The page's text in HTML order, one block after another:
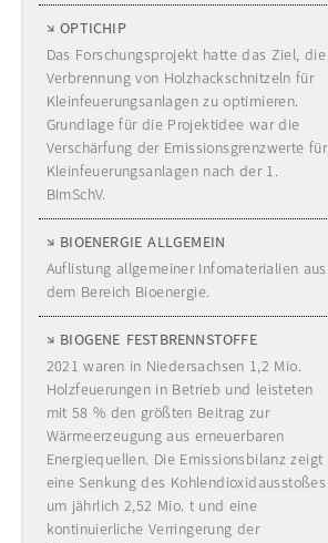
OPTICHIP
Das Forschungsprojekt hatte das Ziel, die
Verbrennung von Holzhackschnitzeln für
Kleinfeuerungsanlagen zu optimieren.
Grundlage für die Projektidee war die
Verschärfung der Emissionsgrenzwerte für
Kleinfeuerungsanlagen nach der 1.
BImSchV.
BIOENERGIE ALLGEMEIN
Auflistung allgemeiner Infomaterialien aus
dem Bereich Bioenergie.
BIOGENE FESTBRENNSTOFFE
2021 waren in Niedersachsen 1,2 Mio.
Holzfeuerungen in Betrieb und leisteten
mit 58 % den größten Beitrag zur
Wärmeerzeugung aus erneuerbaren
Energiequellen. Die Emissionsbilanz zeigt
eine Senkung des Kohlendioxidausstoßes
um jährlich 2,52 Mio. t und eine
kontinuierliche Verringerung der